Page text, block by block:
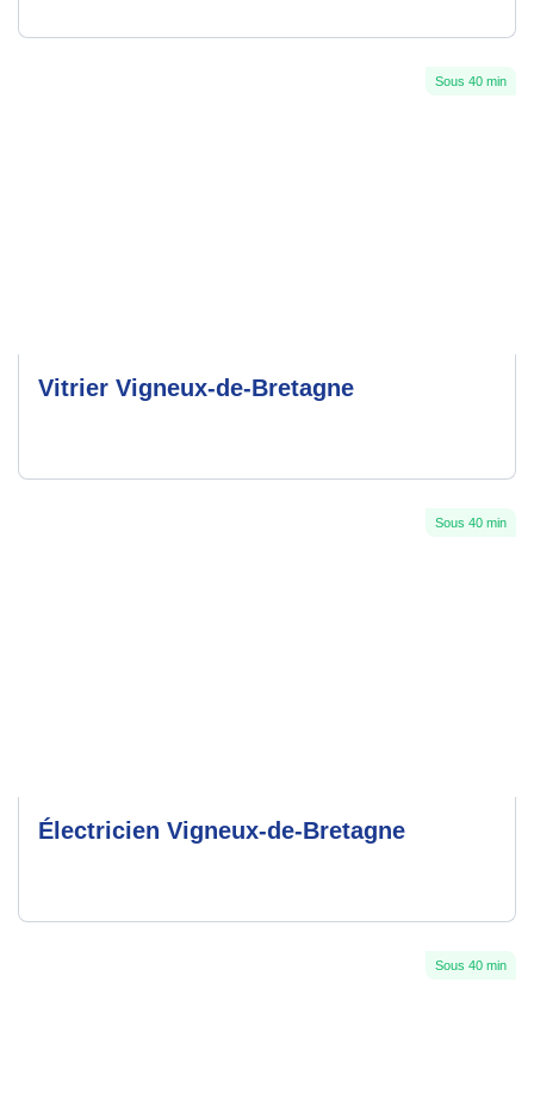
Sous 40 min
Vitrier Vigneux-de-Bretagne
Sous 40 min
Électricien Vigneux-de-Bretagne
Sous 40 min